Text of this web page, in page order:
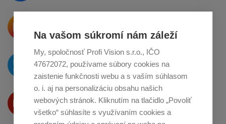
Na vašom súkromí nám záleží
My, spoločnosť Profi Vision s.r.o., IČO
47672072, používame súbory cookies na
zaistenie funkčnosti webu a s vaším súhlasom
o. i. aj na personalizáciu obsahu našich
webových stránok. Kliknutím na tlačidlo „Povoliť
všetko“ súhlasíte s využívaním cookies a
o zdieľanie naInstagrame
O novinkách píšeme
naTwitteri
Produkty Vám predstavujeme
na Youtube